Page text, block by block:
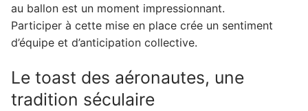
au ballon est un moment impressionnant.
Participer à cette mise en place crée un sentiment
d’équipe et d’anticipation collective.
Le toast des aéronautes, une
tradition séculaire